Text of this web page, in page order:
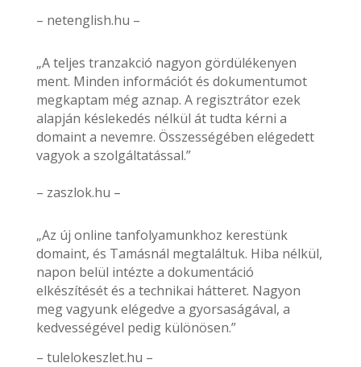
– netenglish.hu –
„A teljes tranzakció nagyon gördülékenyen
ment. Minden információt és dokumentumot
megkaptam még aznap. A regisztrátor ezek
alapján késlekedés nélkül át tudta kérni a
domaint a nevemre. Összességében elégedett
vagyok a szolgáltatással.”
– zaszlok.hu –
„Az új online tanfolyamunkhoz kerestünk
domaint, és Tamásnál megtaláltuk. Hiba nélkül,
napon belül intézte a dokumentáció
elkészítését és a technikai hátteret. Nagyon
meg vagyunk elégedve a gyorsaságával, a
kedvességével pedig különösen.”
– tulelokeszlet.hu –